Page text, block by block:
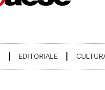
EDITORIALE